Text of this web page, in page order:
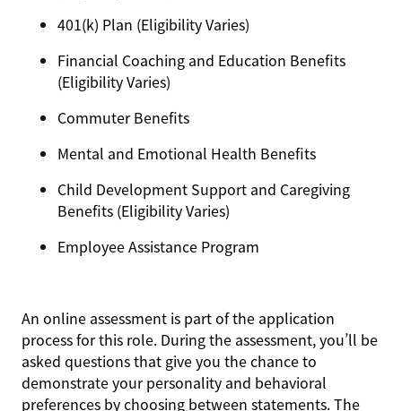
401(k) Plan (Eligibility Varies)
Financial Coaching and Education Benefits
(Eligibility Varies)
Commuter Benefits
Mental and Emotional Health Benefits
Child Development Support and Caregiving
Benefits (Eligibility Varies)
Employee Assistance Program
An online assessment is part of the application
process for this role. During the assessment, you’ll be
asked questions that give you the chance to
demonstrate your personality and behavioral
preferences by choosing between statements. The